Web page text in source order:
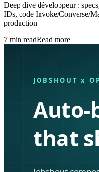
Deep dive développeur :
IDs, code Invoke/Converse/
production
7 min readRead more